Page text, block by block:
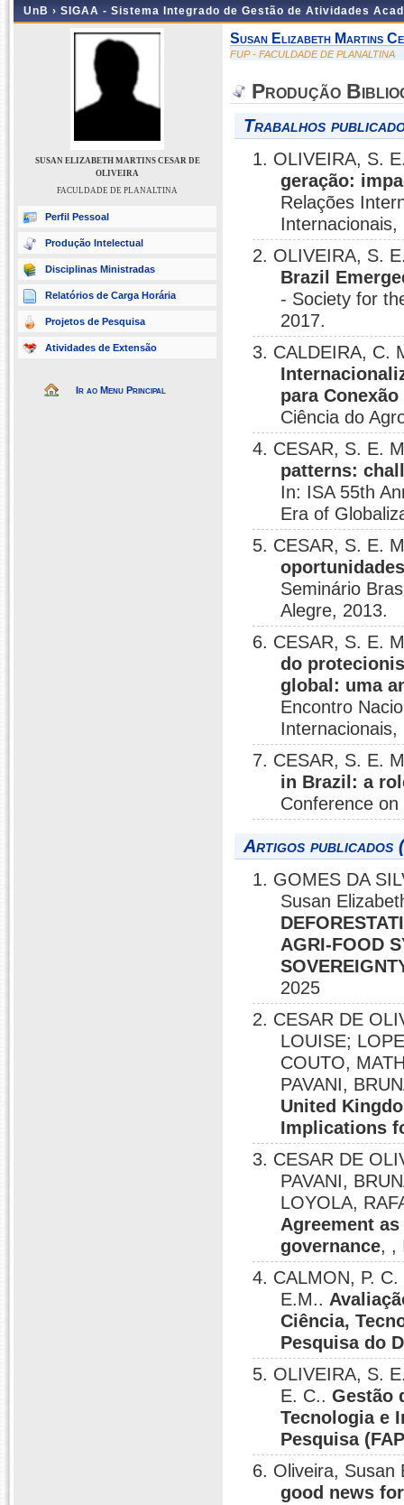
UnB › SIGAA - Sistema Integrado de Gestão de Atividades
SUSAN ELIZABETH MARTINS CESAR DE
OLIVEIRA
FACULDADE DE PLANALTINA
Perfil Pessoal
Produção Intelectual
Disciplinas Ministradas
Relatórios de Carga Horária
Projetos de Pesquisa
Atividades de Extensão
Ir ao Menu Principal
Susan Elizabeth Martins
FUP - FACULDADE DE PLANALTINA
Produção
Trabalhos
1. OLIVEIRA, S.
geração:
Relações
2. OLIVEIRA, S.
Brazil
- Society for
2017.
3. CALDEIRA, C.
para
Ciência do
4. CESAR, S. E.
patterns:
In: ISA 55th
Era of
5. CESAR, S. E.
Seminário
Alegre, 2013.
6. CESAR, S. E.
do
global: uma
Encontro
7. CESAR, S. E.
in Brazil: a
Conference
Artigos publicados
1. GOMES DA
Susan
AGRI-FOOD
2025
2. CESAR DE
LOUISE;
COUTO,
PAVANI,
United
Implications
3. CESAR DE
PAVANI,
LOYOLA,
Agreement
governance, ,
4. CALMON, P.
E.M..
Ciência,
Pesquisa do
5. OLIVEIRA, S.
E. C..Gestão
Tecnologia e
Pesquisa
6. Oliveira,
good news